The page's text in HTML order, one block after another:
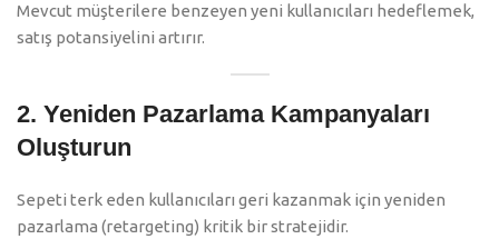
Mevcut müşterilere benzeyen yeni kullanıcıları hedeflemek,
satış potansiyelini artırır.
2. Yeniden Pazarlama Kampanyaları
Oluşturun
Sepeti terk eden kullanıcıları geri kazanmak için yeniden
pazarlama (retargeting) kritik bir stratejidir.